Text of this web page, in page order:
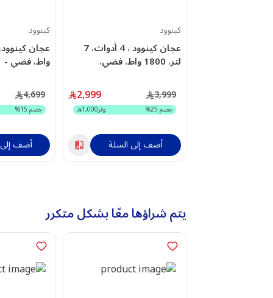
كينوود
عجان كينوود ، 4 أدوات، 7
لتر، 1800 واط، فضي،
2,999 3,999
خصم25
% وفر1,000
أضف إلى السلة
كينوود
واط، فضي -
4,699
خصم15
%
أضف
يتم شراؤها معًا بشكل متكرر